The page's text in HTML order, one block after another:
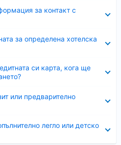
за контакт с
за определена хотелска
си карта, кога ще
или предварително
легло или детско